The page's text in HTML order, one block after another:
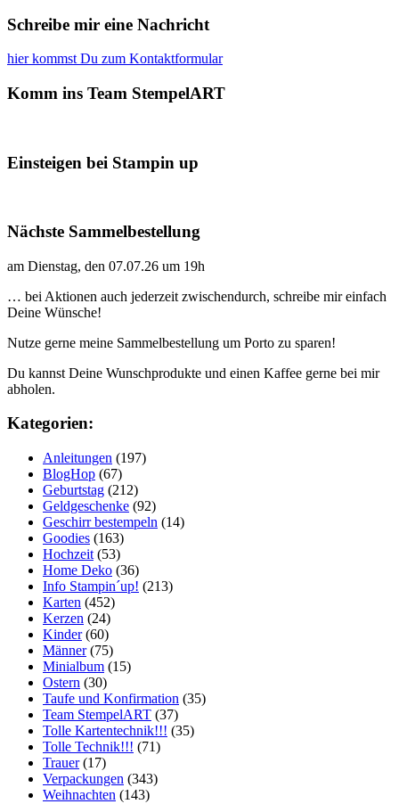
Schreibe mir eine Nachricht
hier kommst Du zum Kontaktformular
Komm ins Team StempelART
Einsteigen bei Stampin up
Nächste Sammelbestellung
am Dienstag, den 07.07.26 um 19h
… bei Aktionen auch jederzeit zwischendurch, schreibe mir einfach
Deine Wünsche!
Nutze gerne meine Sammelbestellung um Porto zu sparen!
Du kannst Deine Wunschprodukte und einen Kaffee gerne bei mir
abholen.
Kategorien:
Anleitungen (197)
BlogHop (67)
Geburtstag (212)
Geldgeschenke (92)
Geschirr bestempeln (14)
Goodies (163)
Hochzeit (53)
Home Deko (36)
Info Stampin´up! (213)
Karten (452)
Kerzen (24)
Kinder(60)
Männer(75)
Minialbum (15)
Ostern (30)
Taufe und Konfirmation (35)
Team StempelART (37)
Tolle Kartentechnik!!! (35)
Tolle Technik!!! (71)
Trauer(17)
Verpackungen (343)
Weihnachten (143)